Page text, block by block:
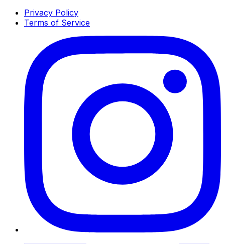
Privacy Policy
Terms of Service